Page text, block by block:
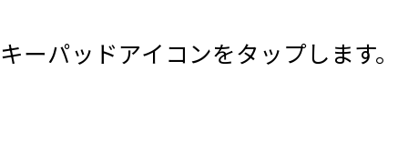
キーパッドアイコンをタップします。